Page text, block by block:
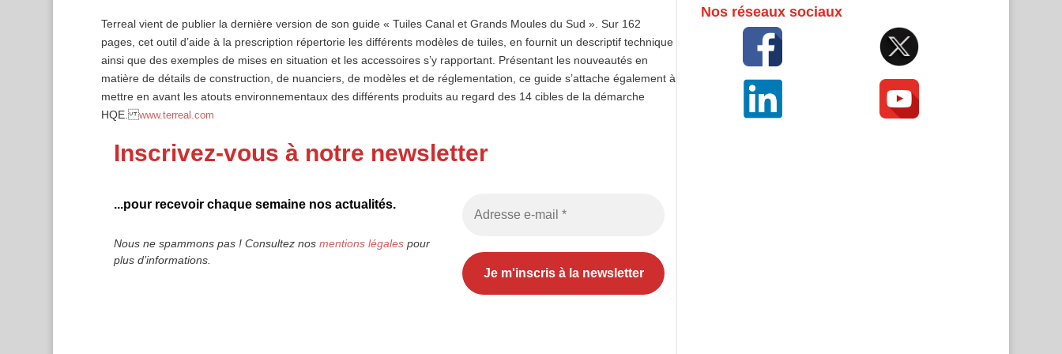
Terreal vient de publier la dernière version de son guide « Tuiles Canal et Grands Moules du Sud ». Sur 162
pages, cet outil d’aide à la prescription répertorie les différents modèles de tuiles, en fournit un descriptif technique
ainsi que des exemples de mises en situation et les accessoires s’y rapportant. Présentant les nouveautés en
matière de détails de construction, de nuanciers, de modèles et de réglementation, ce guide s’attache également à
mettre en avant les atouts environnementaux des différents produits au regard des 14 cibles de la démarche
HQE.www.terreal.com
Inscrivez-vous à notre newsletter
...pour recevoir chaque semaine nos actualités.
Nous ne spammons pas ! Consultez nos mentions légalespour
plus d’informations.
Nos réseaux sociaux